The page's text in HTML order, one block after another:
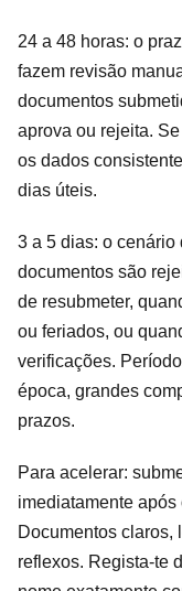
24 a 48 horas: o
fazem revisão
documentos
aprova ou rejeita.
os dados
dias úteis.
3 a 5 dias: o cenário
documentos são
de resubmeter,
ou feriados, ou
verificações.
época, grandes
prazos.
Para acelerar:
imediatamente
Documentos claros,
reflexos. Regista-te